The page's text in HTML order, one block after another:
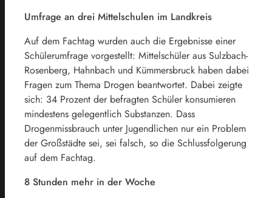
Umfrage an drei Mittelschulen im Landkreis
Auf dem Fachtag wurden auch die Ergebnisse einer
Schülerumfrage vorgestellt: Mittelschüler aus Sulzbach-
Rosenberg, Hahnbach und Kümmersbruck haben dabei
Fragen zum Thema Drogen beantwortet. Dabei zeigte
sich: 34 Prozent der befragten Schüler konsumieren
mindestens gelegentlich Substanzen. Dass
Drogenmissbrauch unter Jugendlichen nur ein Problem
der Großstädte sei, sei falsch, so die Schlussfolgerung
auf dem Fachtag.
8 Stunden mehr in der Woche